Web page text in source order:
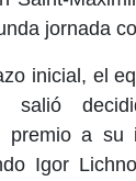
jornada
inicial, el
salió
premio a su
Igor